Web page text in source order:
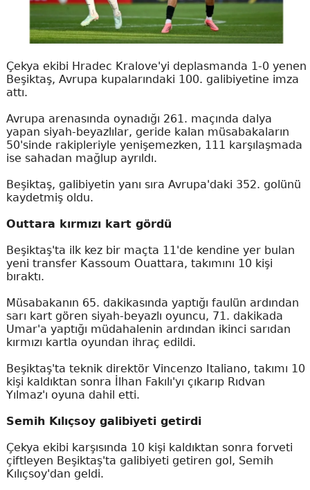
Çekya ekibi Hradec Kralove'yi deplasmanda 1-0 yenen
Beşiktaş, Avrupa kupalarındaki 100. galibiyetine imza
attı.
Avrupa arenasında oynadığı 261. maçında dalya
yapan siyah-beyazlılar, geride kalan müsabakaların
50'sinde rakipleriyle yenişemezken, 111 karşılaşmada
ise sahadan mağlup ayrıldı.
Beşiktaş, galibiyetin yanı sıra Avrupa'daki 352. golünü
kaydetmiş oldu.
Outtara kırmızı kart gördü
Beşiktaş'ta ilk kez bir maçta 11'de kendine yer bulan
yeni transfer Kassoum Ouattara, takımını 10 kişi
bıraktı.
Müsabakanın 65. dakikasında yaptığı faulün ardından
sarı kart gören siyah-beyazlı oyuncu, 71. dakikada
Umar'a yaptığı müdahalenin ardından ikinci sarıdan
kırmızı kartla oyundan ihraç edildi.
Beşiktaş'ta teknik direktör Vincenzo Italiano, takımı 10
kişi kaldıktan sonra İlhan Fakılı'yı çıkarıp Rıdvan
Yılmaz'ı oyuna dahil etti.
Semih Kılıçsoy galibiyeti getirdi
Çekya ekibi karşısında 10 kişi kaldıktan sonra forveti
çiftleyen Beşiktaş'ta galibiyeti getiren gol, Semih
Kılıçsoy'dan geldi.